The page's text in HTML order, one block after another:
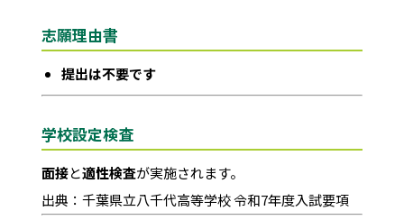
志願理由書
提出は不要です
学校設定検査
面接と適性検査が実施されます。
出典：千葉県立八千代高等学校 令和7年度入試要項